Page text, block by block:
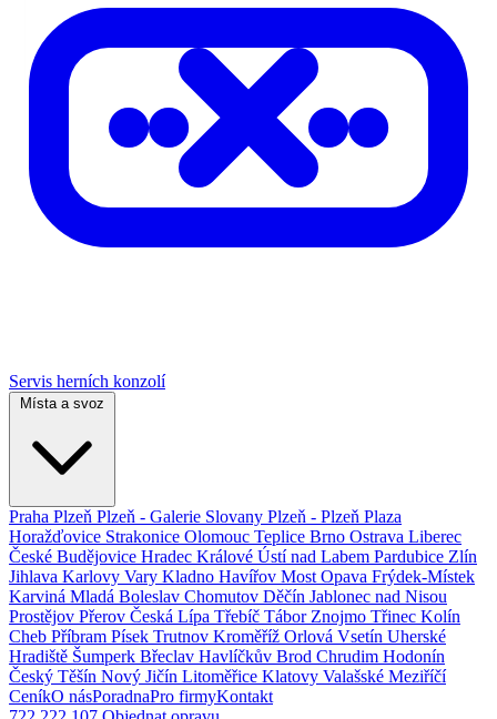
Servis herních konzolí
Místa a svoz
Praha Plzeň Plzeň - Galerie Slovany Plzeň - Plzeň Plaza
Horažďovice Strakonice Olomouc Teplice Brno Ostrava Liberec
České Budějovice Hradec Králové Ústí nad Labem Pardubice Zlín
Jihlava Karlovy Vary Kladno Havířov Most Opava Frýdek-Místek
Karviná Mladá Boleslav Chomutov Děčín Jablonec nad Nisou
Prostějov Přerov Česká Lípa Třebíč Tábor Znojmo Třinec Kolín
Cheb Příbram Písek Trutnov Kroměříž Orlová Vsetín Uherské
Hradiště Šumperk Břeclav Havlíčkův Brod Chrudim Hodonín
Český Těšín Nový Jičín Litoměřice Klatovy Valašské Meziříčí
CeníkO násPoradnaPro firmyKontakt